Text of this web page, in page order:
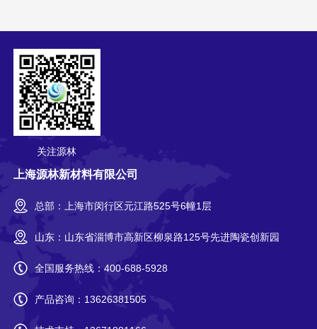
关注源林
上海源林新材料有限公司
总部：上海市闵行区元江路525号6幢1层
山东：山东省淄博市高新区柳泉路125号先进陶瓷创新园
全国服务热线： 400-688-5928
产品咨询： 13626381505